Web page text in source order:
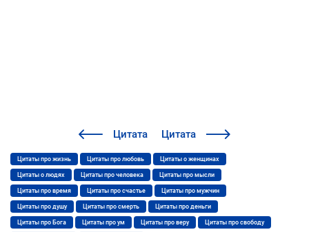
Цитата Цитата
Цитаты про жизнь Цитаты про любовь Цитаты о женщинах
Цитаты о людях Цитаты про человека Цитаты про мысли
Цитаты про время Цитаты про счастье Цитаты про мужчин
Цитаты про душу Цитаты про смерть Цитаты про деньги
Цитаты про Бога Цитаты про ум Цитаты про веру Цитаты про свободу